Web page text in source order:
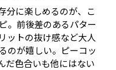
分に楽しめるのが、こ
。前後差のあるパター
ットの抜け感など大人
のが嬉しい。ピーコッ
だ色合いも他にはない